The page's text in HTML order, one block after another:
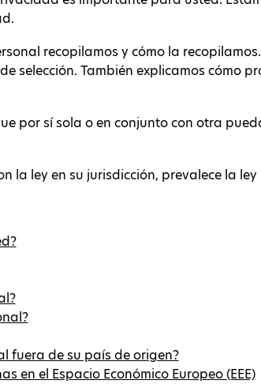
recopilamos y cómo la
selección. También explicamos cómo
por sí sola o en conjunto con otra
la ley en su jurisdicción, prevalece la ley
fuera de su país de origen?
en el Espacio Económico Europeo (EEE)